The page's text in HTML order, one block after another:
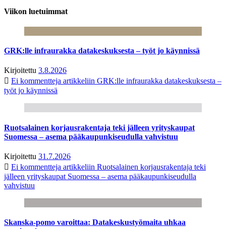
Viikon luetuimmat
GRK:lle infraurakka datakeskuksesta – työt jo käynnissä
Kirjoitettu 3.8.2026
Ei kommentteja artikkeliin GRK:lle infraurakka datakeskuksesta –
työt jo käynnissä
Ruotsalainen korjausrakentaja teki jälleen yrityskaupat
Suomessa – asema pääkaupunkiseudulla vahvistuu
Kirjoitettu 31.7.2026
Ei kommentteja artikkeliin Ruotsalainen korjausrakentaja teki
jälleen yrityskaupat Suomessa – asema pääkaupunkiseudulla
vahvistuu
Skanska-pomo varoittaa: Datakeskustyömaita uhkaa